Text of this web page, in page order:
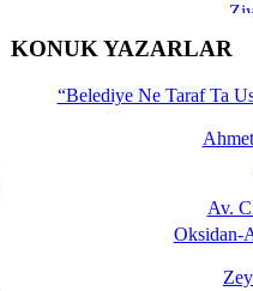
İşte
KONUK YAZARLAR
“Belediye Ne Taraf Ta
Av.
Oksidan-